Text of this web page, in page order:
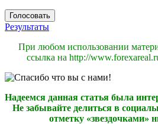
Результаты
При любом использовании
ссылка на http://
Надеемся данная статья была
Не забывайте делиться в
отметку «звездочками»